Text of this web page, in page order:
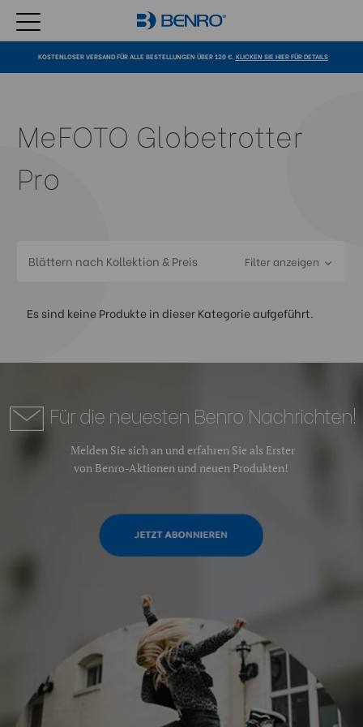
KOSTENLOSER VERSAND FÜR ALLE BESTELLUNGEN ÜBER 120 €. KLICKEN SIE HIER FÜR DETAILS
MeFOTO Globetrotter
Pro
Blättern nach Kollektion & Preis Filter anzeigen
Es sind keine Produkte in dieser Kategorie aufgeführt.
Melden Sie sich an und erfahren Sie als Erster
von Benro-Aktionen und neuen Produkten!
Für die neuesten Benro Nachrichten!